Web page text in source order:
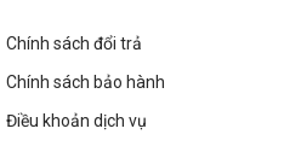
Chính sách đổi trả
Chính sách bảo hành
Điều khoản dịch vụ